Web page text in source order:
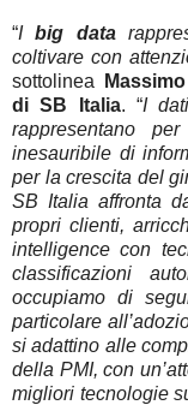
“Ibig data
coltivare con
sottolinea
di SB Italia. “I
rappresentano
inesauribile di
per la crescita del
SB Italia affronta
propri clienti,
intelligence con
classificazioni
occupiamo di
particolare
si adattino alle
della PMI, con
migliori tecnologie